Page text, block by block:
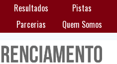
Resultados
Pistas
Parcerias Quem Somos